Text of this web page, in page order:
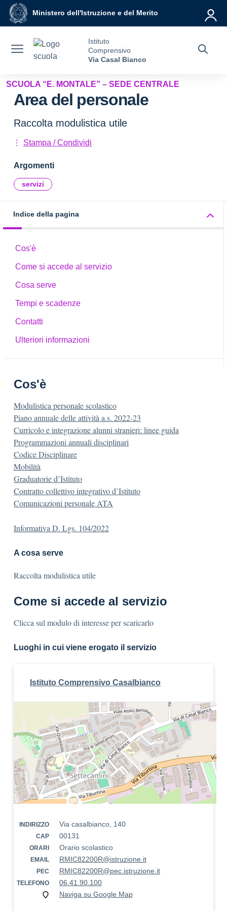
Vai ai contenuti
Vai al menu di navigazione
Vai al footer
Ministero dell'Istruzione e del Merito
Istituto
Comprensivo
Via Casal Bianco
SCUOLA “E. MONTALE” – SEDE CENTRALE
Area del personale
Raccolta modulistica utile
Stampa / Condividi
Argomenti
servizi
Indice della pagina
Cos'è
Come si accede al servizio
Cosa serve
Tempi e scadenze
Contatti
Ulteriori informazioni
Cos'è
Modulistica personale scolastico
Piano annuale delle attività a.s. 2022-23
Curricolo e integrazione alunni stranieri: linee guida
Programmazioni annuali disciplinari
Codice Disciplinare
Mobilità
Graduatorie d’Istituto
Contratto collettivo integrativo d’Istituto
Comunicazioni personale ATA
Informativa D. Lgs. 104/2022
A cosa serve
Raccolta modulistica utile
Come si accede al servizio
Clicca sul modulo di interesse per scaricarlo
Luoghi in cui viene erogato il servizio
Istituto Comprensivo Casalbianco
INDIRIZZO Via casalbianco, 140
CAP 00131
ORARI Orario scolastico
EMAIL RMIC82200R@istruzione.it
PEC RMIC82200R@pec.istruzione.it
TELEFONO
06.41.90.100
Naviga su Google Map